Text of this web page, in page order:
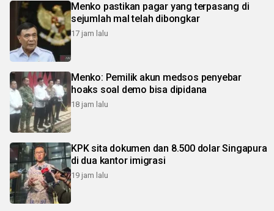
Menko pastikan pagar yang terpasang di
sejumlah mal telah dibongkar
17 jam lalu
Menko: Pemilik akun medsos penyebar
hoaks soal demo bisa dipidana
18 jam lalu
KPK sita dokumen dan 8.500 dolar Singapura
di dua kantor imigrasi
19 jam lalu